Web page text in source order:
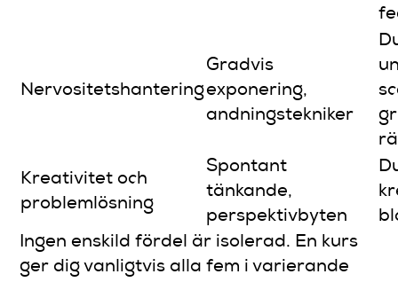
Nervositetshantering
Gradvis
exponering,
andningstekniker
Kreativitet och
problemlösning
Spontant
tänkande,
perspektivbyten
Ingen enskild fördel är isolerad. En kurs
ger dig vanligtvis alla fem i varierande